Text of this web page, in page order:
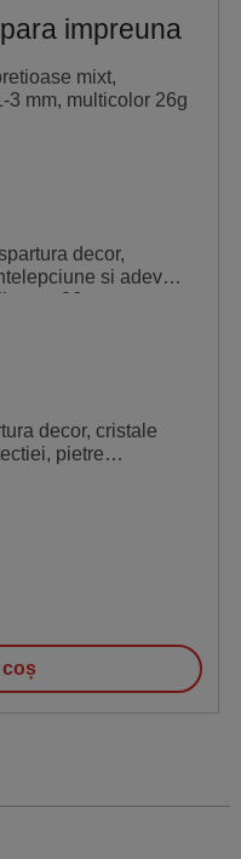
impreuna
mixt,
3 mm, multicolor 26g
decor,
si adevar,
26g
decor, cristale
pietre
mm mov 26g